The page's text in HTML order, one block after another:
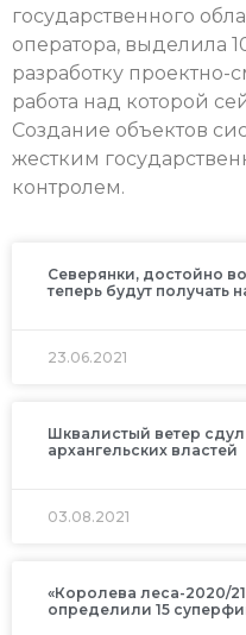
государственного
оператора, выделила
разработку
работа над которой
Создание объектов
жестким
контролем.
Северянки, достойно
теперь будут получать
23.06.2021
Шквалистый ветер
архангельских властей
03.08.2021
«Королева леса-2020/
определили 15